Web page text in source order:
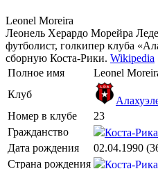
Leonel Moreira
Леонель Херардо Морейра
футболист, голкипер клуба
сборную Коста-Рики. Wikipedia
Полное имя
Leonel
Клуб
Номер в клубе
23
Гражданство
Коста-Рика
Дата рождения
02.04.1990
Страна рождения
Коста-Рика